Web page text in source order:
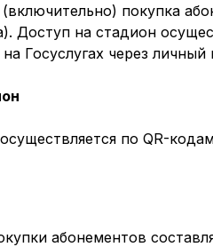
покупка
Доступ на стадион
Госуслугах через личный
по QR-
абонементов